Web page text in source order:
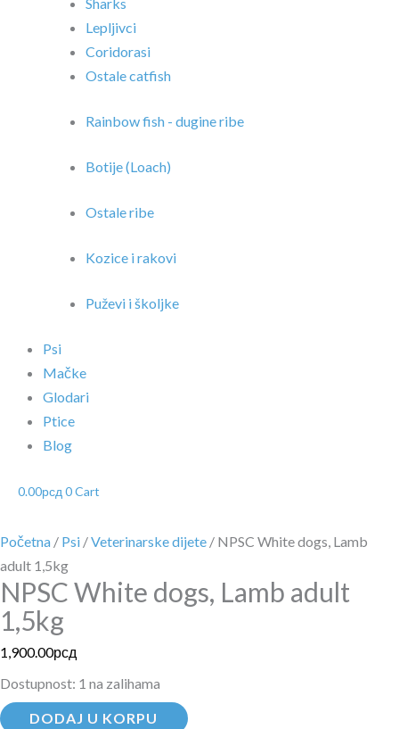
Lepljivci
Coridorasi
Ostale catfish
Rainbow fish - dugine ribe
Botije (Loach)
Ostale ribe
Kozice i rakovi
Puževi i školjke
Psi
Mačke
Glodari
Ptice
Blog
0.00рсд 0Cart
Početna / Psi /Veterinarske dijete / NPSC White dogs, Lamb
adult 1,5kg
NPSC White dogs, Lamb adult
1,5kg
1,900.00рсд
Dostupnost: 1 na zalihama
DODAJ U KORPU